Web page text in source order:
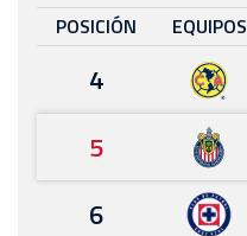
POSICIÓN EQUIPOS
4
5
6